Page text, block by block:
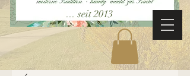
... seit 2013